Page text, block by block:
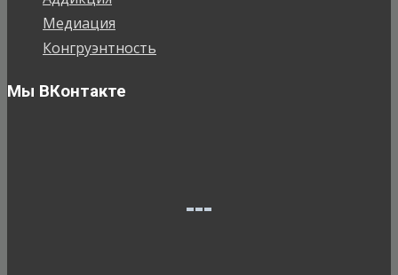
Медиация
Конгруэнтность
Мы ВКонтакте